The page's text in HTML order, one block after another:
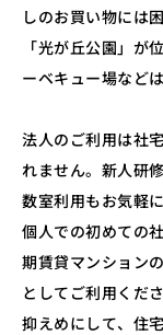
しのお買い物には
「光が丘公園」が
ーベキュー場など
法人のご利用は社
れません。新人研
数室利用もお気軽
個人での初めての
期賃貸マンション
としてご利用くだ
抑えめにして、住